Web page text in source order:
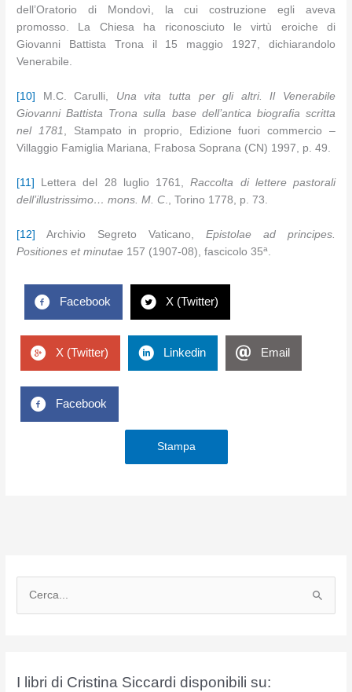
dell’Oratorio di Mondovì, la cui costruzione egli aveva
promosso. La Chiesa ha riconosciuto le virtù eroiche di
Giovanni Battista Trona il 15 maggio 1927, dichiarandolo
Venerabile.
[10] M.C. Carulli, Una vita tutta per gli altri. Il Venerabile
Giovanni Battista Trona sulla base dell’antica biografia scritta
nel 1781, Stampato in proprio, Edizione fuori commercio –
Villaggio Famiglia Mariana, Frabosa Soprana (CN) 1997, p. 49.
[11] Lettera del 28 luglio 1761,Raccolta di lettere pastorali
dell’illustrissimo… mons. M. C ., Torino 1778, p. 73.
[12] Archivio Segreto Vaticano, Epistolae ad principes.
Positiones et minutae 157 (1907-08), fascicolo 35a
Facebook X (Twitter)
X (Twitter) Linkedin Email
Facebook
Stampa
I libri di Cristina Siccardi disponibili su: